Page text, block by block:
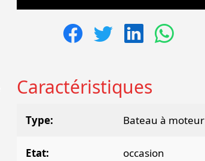
Caractéristiques
Type Bateau à moteur
Etat occasion